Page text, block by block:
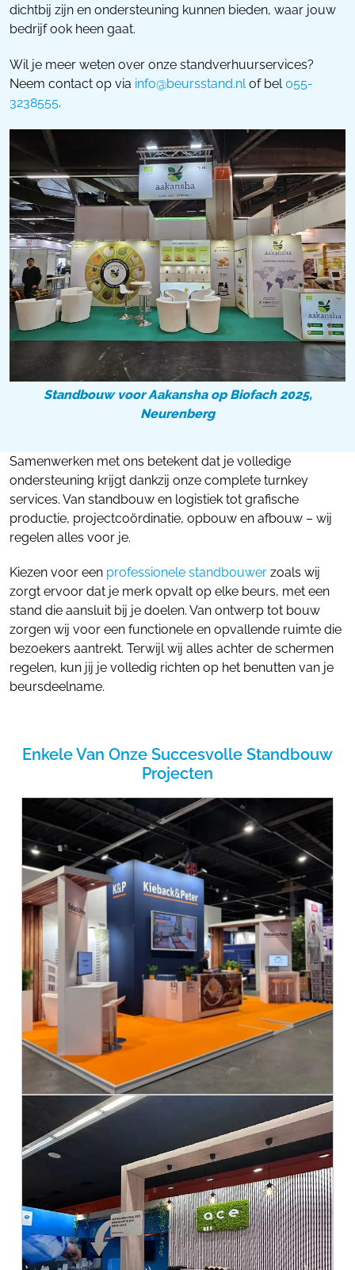
dichtbij zijn en ondersteuning kunnen bieden, waar jouw
bedrijf ook heen gaat.
Wil je meer weten over onze standverhuurservices?
Neem contact op via info@beursstand.nlof bel 055-
3238555.
Standbouw voor Aakansha op Biofach 2025,
Neurenberg
Samenwerken met ons betekent dat je volledige
ondersteuning krijgt dankzij onze complete turnkey
services. Van standbouw en logistiek tot grafische
productie, projectcoördinatie, opbouw en afbouw – wij
regelen alles voor je.
Kiezen voor een professionele standbouwer zoals wij
zorgt ervoor dat je merk opvalt op elke beurs, met een
stand die aansluit bij je doelen. Van ontwerp tot bouw
zorgen wij voor een functionele en opvallende ruimte die
bezoekers aantrekt. Terwijl wij alles achter de schermen
regelen, kun jij je volledig richten op het benutten van je
beursdeelname.
Enkele Van Onze Succesvolle Standbouw
Projecten